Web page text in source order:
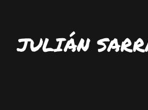
JULIÁN